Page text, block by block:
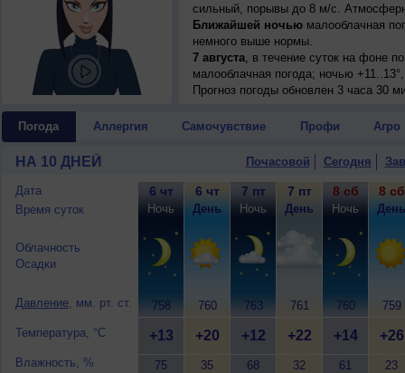
сильный, порывы до 8 м/с.
Ближайшей ночьюмалооблачная
немного выше нормы.
7 августа, в течение суток на фоне
малооблачная погода; ночью
умеренный.
западный, умеренный.
+25..27°, ветер юго-западный,
, ожидается ясная погода;
западный, умеренный.
Прогноз погоды обновлен 3 часа 30
Погода Аллергия Самочувствие Профи Агро
НА 10 ДНЕЙ Почасовой Сегодня
Дата
Время суток
Облачность
Осадки
Давление, мм. рт. ст.
Температура, °C
Влажность, %
6 чт
Ночь
758
+13
75
6 чт
День
760
+20
35
7 пт
Ночь
763
+12
68
7 пт
День
761
+22
32
8 сб
Ночь
760
+14
61
8 сб
День
759
+26
23